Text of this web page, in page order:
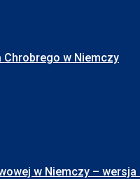
Chrobrego w Niemczy
w Niemczy –